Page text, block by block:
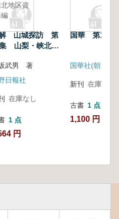
地区資
山城探訪 第
山梨・峡北地
武男 著
日報社
在庫なし
1 点
円
国華 第1352
国華社(朝日新
新刊 在庫なし
古書 1 点
1,100 円